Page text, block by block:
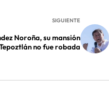
SIGUIENTE
Noroña, su mansión
no fue robada